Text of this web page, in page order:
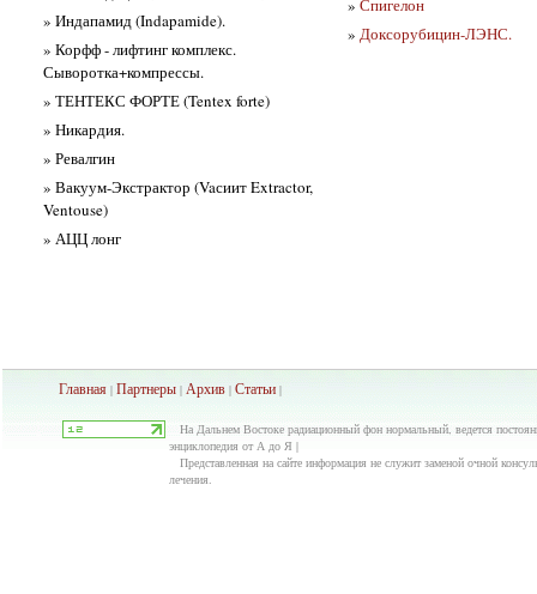
» Индапамид (Indapamide).
» Корфф - лифтинг комплекс.
Сыворотка+компрессы.
» ТЕНТЕКС ФОРТЕ (Tentex forte)
» Никардия.
» Ревалгин
» Вакуум-Экстрактор (Vaсиит Extractor,
Ventouse)
» АЦЦ лонг
» Спигелон
» Доксорубицин-ЛЭНС.
Главная | Партнеры | Архив | Статьи |
На Дальнем Востоке радиационный фон нормальный, ведется
энциклопедия от А до Я |
Представленная на сайте информация не служит заменой очной
лечения.